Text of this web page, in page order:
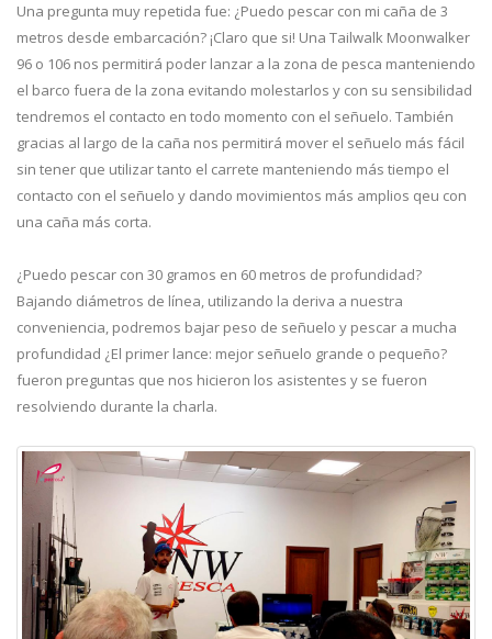
Una pregunta muy repetida fue: ¿Puedo pescar con mi caña de 3
metros desde embarcación? ¡Claro que si! Una Tailwalk Moonwalker
96 o 106 nos permitirá poder lanzar a la zona de pesca manteniendo
el barco fuera de la zona evitando molestarlos y con su sensibilidad
tendremos el contacto en todo momento con el señuelo. También
gracias al largo de la caña nos permitirá mover el señuelo más fácil
sin tener que utilizar tanto el carrete manteniendo más tiempo el
contacto con el señuelo y dando movimientos más amplios qeu con
una caña más corta.
¿Puedo pescar con 30 gramos en 60 metros de profundidad?
Bajando diámetros de línea, utilizando la deriva a nuestra
conveniencia, podremos bajar peso de señuelo y pescar a mucha
profundidad ¿El primer lance: mejor señuelo grande o pequeño?
fueron preguntas que nos hicieron los asistentes y se fueron
resolviendo durante la charla.